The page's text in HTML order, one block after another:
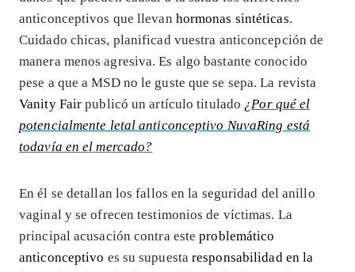
anticonceptivos que llevan hormonas sintéticas.
Cuidado chicas, planificad vuestra anticoncepción de
manera menos agresiva. Es algo bastante conocido
pese a que a MSD no le guste que se sepa. La revista
Vanity Fairpublicó un artículo titulado ¿Por qué el
potencialmente letal anticonceptivo NuvaRing está
todavía en el mercado?
En él se detallan los fallos en la seguridad del anillo
vaginal y se ofrecen testimonios de víctimas. La
principal acusación contra esteproblemático
anticonceptivo es su supuestaresponsabilidad en la